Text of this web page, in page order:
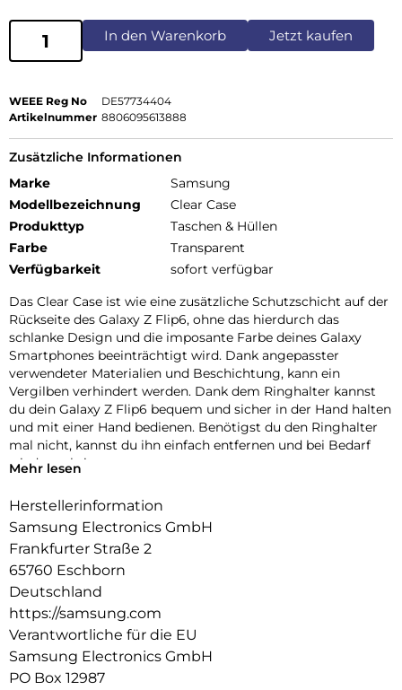
In den Warenkorb Jetzt kaufen
WEEE Reg No
DE57734404
Artikelnummer 8806095613888
Zusätzliche Informationen
Marke
Samsung
Modellbezeichnung
Clear Case
Produkttyp
Taschen & Hüllen
Farbe
Transparent
Verfügbarkeit
sofort verfügbar
Das Clear Case ist wie eine zusätzliche Schutzschicht auf der
Rückseite des Galaxy Z Flip6, ohne das hierdurch das
schlanke Design und die imposante Farbe deines Galaxy
Smartphones beeinträchtigt wird. Dank angepasster
verwendeter Materialien und Beschichtung, kann ein
Vergilben verhindert werden. Dank dem Ringhalter kannst
du dein Galaxy Z Flip6 bequem und sicher in der Hand halten
und mit einer Hand bedienen. Benötigst du den Ringhalter
mal nicht, kannst du ihn einfach entfernen und bei Bedarf
wieder anbringen.
Mehr lesen
Herstellerinformation
Samsung Electronics GmbH
Frankfurter Straße 2
65760 Eschborn
Deutschland
https://samsung.com
Verantwortliche für die EU
Samsung Electronics GmbH
PO Box 12987